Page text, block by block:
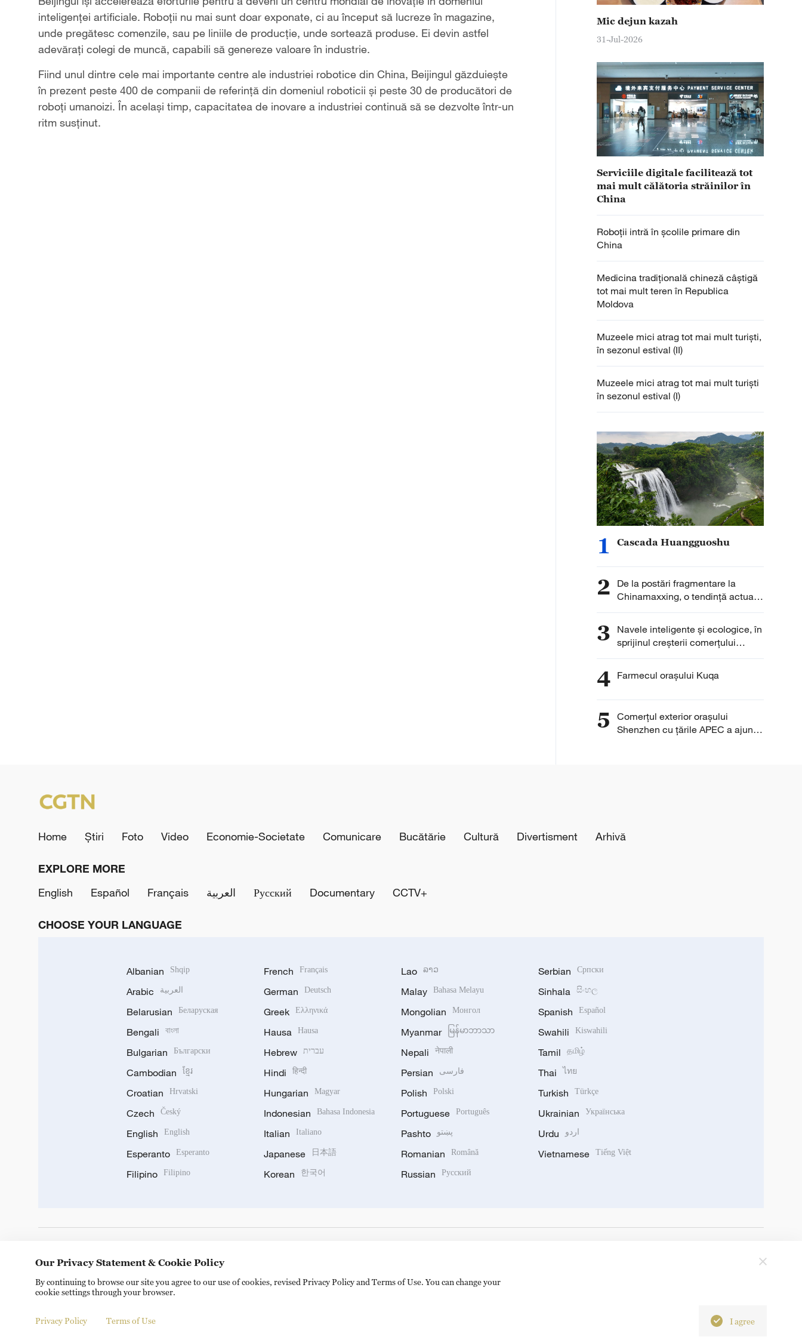
inteligenței artificiale. Roboții nu mai sunt doar exponate, ci au început să lucreze în magazine,
unde pregătesc comenzile, sau pe liniile de producție, unde sortează produse. Ei devin astfel
adevărați colegi de muncă, capabili să genereze valoare în industrie.
Fiind unul dintre cele mai importante centre ale industriei robotice din China, Beijingul găzduiește
în prezent peste 400 de companii de referință din domeniul roboticii și peste 30 de producători de
roboți umanoizi. În același timp, capacitatea de inovare a industriei continuă să se dezvolte într-un
ritm susținut.
Mic dejun kazah
31-Jul-2026
Serviciile digitale facilitează tot
mai mult călătoria străinilor în
China
Roboții intră în școlile primare din
China
Medicina tradițională chineză câștigă
tot mai mult teren în Republica
Moldova
Muzeele mici atrag tot mai mult turiști,
în sezonul estival (II)
Muzeele mici atrag tot mai mult turiști
în sezonul estival (I)
1 Cascada Huangguoshu
2
De la postări fragmentare la
Chinamaxxing, o tendință actuală
în rândul tinerilor occidentali
3
Navele inteligente și ecologice, în
sprijinul creșterii comerțului
extern al Chinei
4 Farmecul orașului Kuqa
5
Comerțul exterior orașului
Shenzhen cu țările APEC a ajuns
Home Știri Foto Video Economie-Societate Comunicare Bucătărie Cultură Divertisment Arhivă
EXPLORE MORE
English
Español Français العربية Русский Documentary CCTV+
CHOOSE YOUR LANGUAGE
Albanian Shqip
Arabic العربية
Belarusian Беларуская
Bengali বাংলা
Bulgarian Български
Cambodian ខ្មែរ
Croatian Hrvatski
Czech Český
English English
Esperanto Esperanto
Filipino Filipino
French Français
German Deutsch
Greek Ελληνικά
Hausa Hausa
Hebrew עברית
Hindi हिन्दी
Hungarian Magyar
Indonesian Bahasa Indonesia
Italian Italiano
Japanese 日本語
Korean 한국어
Lao ລາວ
Malay Bahasa Melayu
Mongolian Монгол
Myanmar မြန်မာဘာသာ
Nepali नेपाली
Persian فارسی
Polish Polski
Portuguese Português
Pashto پښتو
Romanian Română
Russian Русский
Serbian Српски
Sinhala සිංහල
Spanish Español
Swahili Kiswahili
Tamil தமிழ்
Thai ไทย
Turkish Türkçe
Ukrainian Українська
Urdu اردو
Vietnamese Tiếng Việt
Copyright © 2024 CGTN. 京ICP备20000184号
Our Privacy Statement & Cookie Policy
By continuing to browse our site you agree to our use of cookies, revised Privacy Policy and Terms of Use. You can change your
cookie settings through your browser.
Privacy Policy Terms of Use I agree